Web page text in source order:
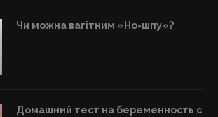
Чи можна вагітним «Но-шпу»?
Домашний тест на беременность с